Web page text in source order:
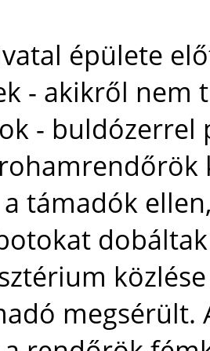
épülete
- akikről nem
-
támadók